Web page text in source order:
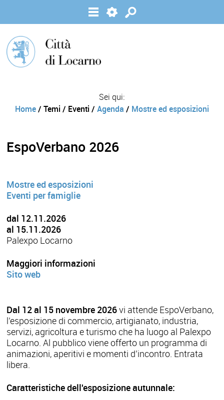
Sei qui:
Home/ Temi / Eventi / Agenda / Mostre ed esposizioni
EspoVerbano 2026
Mostre ed esposizioni
Eventi per famiglie
dal 12.11.2026
al 15.11.2026
Palexpo Locarno
Maggiori informazioni
Sito web
Dal 12 al 15 novembre 2026vi attende EspoVerbano,
l’esposizione di commercio, artigianato, industria,
servizi, agricoltura e turismo che ha luogo al Palexpo
Locarno. Al pubblico viene offerto un programma di
animazioni, aperitivi e momenti d’incontro. Entrata
libera.
Caratteristiche dell'esposizione autunnale: